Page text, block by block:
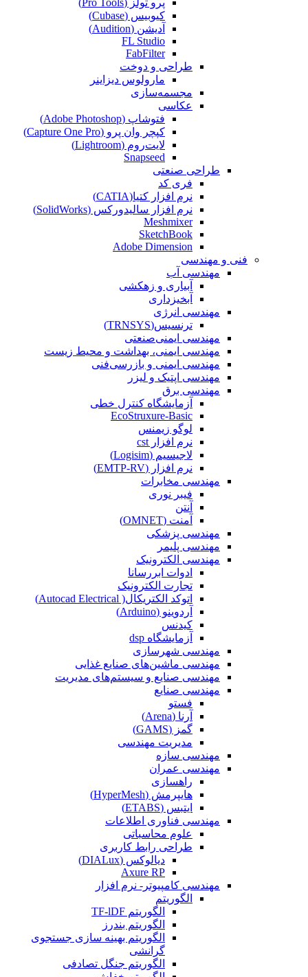
کیوبیس (Cubase‎)
آدیشن (Audition)
FL Studio
FabFilter
طراحی و دوخت
مارولوس دیزاینر
مجسمه‌سازی‌
عکاسی
فتوشاپ (Adobe Photoshop)
کپچر وان پرو (Capture One Pro)
لایت‌روم (Lightroom)
Snapseed
طراحی صنعتی
فری کد
نرم افزار کتیا(CATIA)
نرم افزار سالیدورکس (SolidWorks)
Meshmixer
SketchBook
Adobe Dimension
فنی و مهندسی
مهندسی آب
آبیاری و زهکشی
آبخیزداری
مهندسی انرژی
ترنسیس(TRNSYS)
مهندسی ایمنی‌صنعتی
مهندسی ایمنی، بهداشت و محیط زیست
مهندسی ایمنی‌ و‌ بازرسی‌فنی
مهندسی اپتیک و لیزر
مهندسی برق
آزمایشگاه کنترل خطی
EcoStruxure-Basic
لوگو زیمنس
نرم افزار cst
لاجیسیم (Logisim)
نرم افزار (EMTP-RV)
مهندسی مخابرات
فیبر نوری
آنتن
آمنت (OMNET)
مهندسی پزشکی
مهندسی پلیمر
مهندسی الکترونیک
ادوات ابررسانا
تجارت الکترونیک
اتوکد الکتریکال( Autocad Electrical)
آردوینو (Arduino)
کیدنس
آزمایشگاه dsp
مهندسی شهرسازی
مهندسی ماشین‌های صنایع غذایی
مهندسی صنایع و سیستم‌های مدیریت
مهندسی صنایع
فستو
آرنا (Arena)
گمز (GAMS)
مدیریت مهندسی
مهندسی سازه
مهندسی عمران‌
راهسازی
هایپرمش (HyperMesh)
ایتبس (ETABS)
مهندسی فناوری اطلاعات
علوم محاسباتی
طراحی رابط کاربری
دیالوکس (DIALux)
Axure RP
مهندسی کامپیوتر- نرم افزار
الگوریتم
الگوریتم TF-lDF
الگوریتم بندرز
الگوریتم بهینه سازی جستجوی
گرانشی
الگوریتم جنگل تصادفی